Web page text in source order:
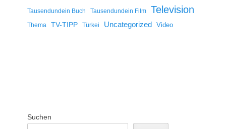
Tausendundein Buch Tausendundein Film Television
Thema TV-TIPP Türkei Uncategorized Video
Suchen